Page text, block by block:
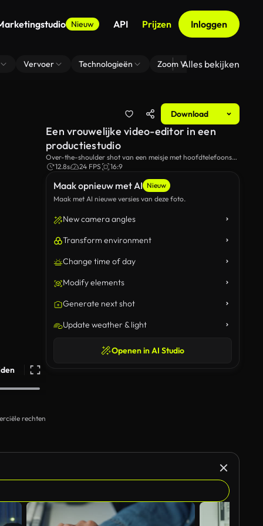
Nieuw API Prijzen Inloggen
Vervoer Technologieën Zoom Virtuele
Alles bekijken
Download
rechten
Maak opnieuw met AI Nieuw
Maak met AI nieuwe versies van deze foto.
New camera angles
Transform environment
Change time of day
Modify elements
Generate next shot
Update weather & light
Openen in AI Studio
Een vrouwelijke video-editor in een
productiestudio
Over-the-shoulder shot van een meisje met hoofdtelefoons
aan en beginnen met het bewerken van een video in een
12.8s 24 FPS 16:9